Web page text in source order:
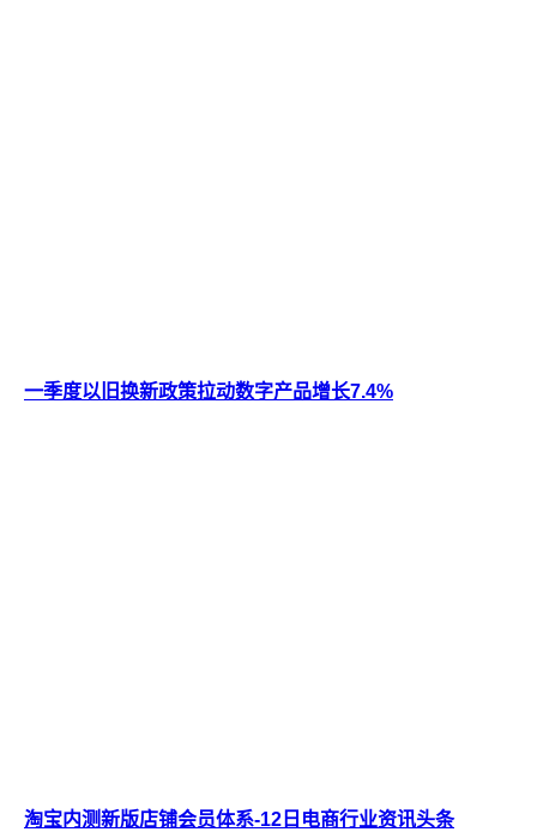
一季度以旧换新政策拉动数字产品增长7.4%
​淘宝内测新版店铺会员体系-12日电商行业资讯头条